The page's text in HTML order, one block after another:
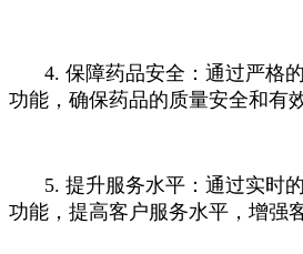
4. 保障药品安全：通过严格
功能，确保药品的质量安全和有
5. 提升服务水平：通过实时
功能，提高客户服务水平，增强